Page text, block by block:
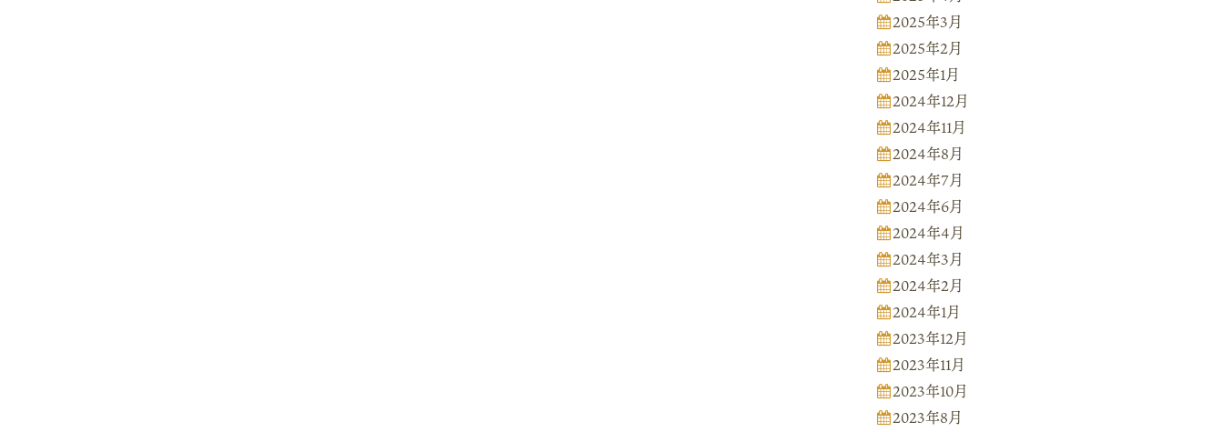
2025年3月
2025年2月
2025年1月
2024年12月
2024年11月
2024年8月
2024年7月
2024年6月
2024年4月
2024年3月
2024年2月
2024年1月
2023年12月
2023年11月
2023年10月
2023年8月